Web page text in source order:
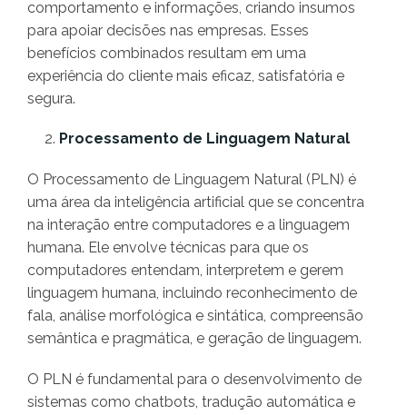
comportamento e informações, criando insumos
para apoiar decisões nas empresas. Esses
benefícios combinados resultam em uma
experiência do cliente mais eficaz, satisfatória e
segura.
Processamento de Linguagem Natural
O Processamento de Linguagem Natural (PLN) é
uma área da inteligência artificial que se concentra
na interação entre computadores e a linguagem
humana. Ele envolve técnicas para que os
computadores entendam, interpretem e gerem
linguagem humana, incluindo reconhecimento de
fala, análise morfológica e sintática, compreensão
semântica e pragmática, e geração de linguagem.
O PLN é fundamental para o desenvolvimento de
sistemas como chatbots, tradução automática e